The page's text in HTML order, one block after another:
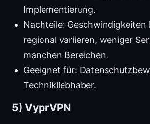
Implementierung.
Nachteile: Geschwindigkeiten
regional variieren, weniger
manchen Bereichen.
Geeignet für:
Technikliebhaber.
5) VyprVPN